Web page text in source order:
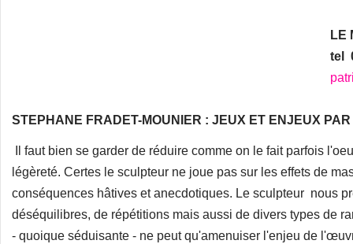
LE
tel
STEPHANE FRADET-MOUNIER : JEUX ET ENJEUX
Il faut bien se garder de réduire comme on le fait parfois
légèreté. Certes le sculpteur ne joue pas sur les effets de
conséquences hâtives et anecdotiques. Le sculpteur nous
déséquilibres, de répétitions mais aussi de divers types de
- quoique séduisante - ne peut qu'amenuiser l'enjeu de